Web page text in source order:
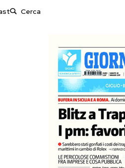
Consumismi
Storie/Idee
Ok Boomer!